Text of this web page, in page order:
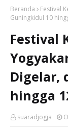
Beranda
Festival
Guningkidul 10
Festival
Digelar,
hingga
suaradjogja